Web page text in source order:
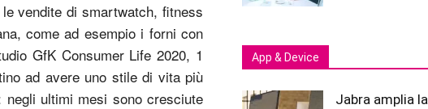
vendite di smartwatch, fitness
come ad esempio i forni con
GfK Consumer Life 2020, 1
ad avere uno stile di vita più
negli ultimi mesi sono cresciute
App & Device
Jabra amplia